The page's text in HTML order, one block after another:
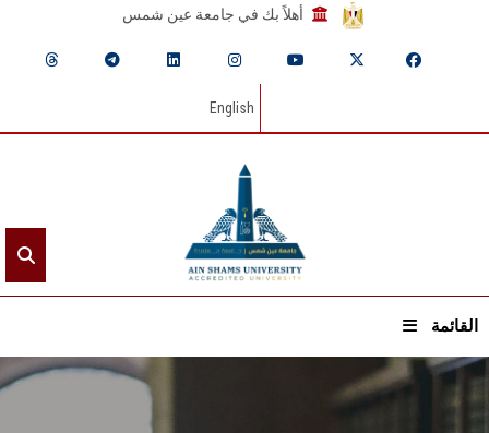
أهلاً بك في جامعة عين شمس
English
القائمة
الرئيسيـة